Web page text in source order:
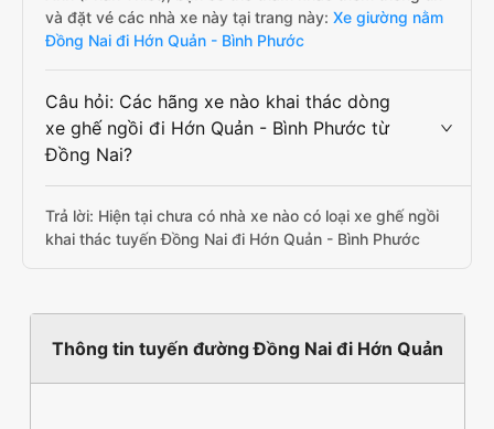
và đặt vé các nhà xe này tại trang này: Xe giường nằm
Đồng Nai đi Hớn Quản - Bình Phước
Câu hỏi: Các hãng xe nào khai thác dòng
xe ghế ngồi đi Hớn Quản - Bình Phước từ
Đồng Nai?
Trả lời: Hiện tại chưa có nhà xe nào có loại xe ghế ngồi
khai thác tuyến Đồng Nai đi Hớn Quản - Bình Phước
Thông tin tuyến đường Đồng Nai đi Hớn Quản